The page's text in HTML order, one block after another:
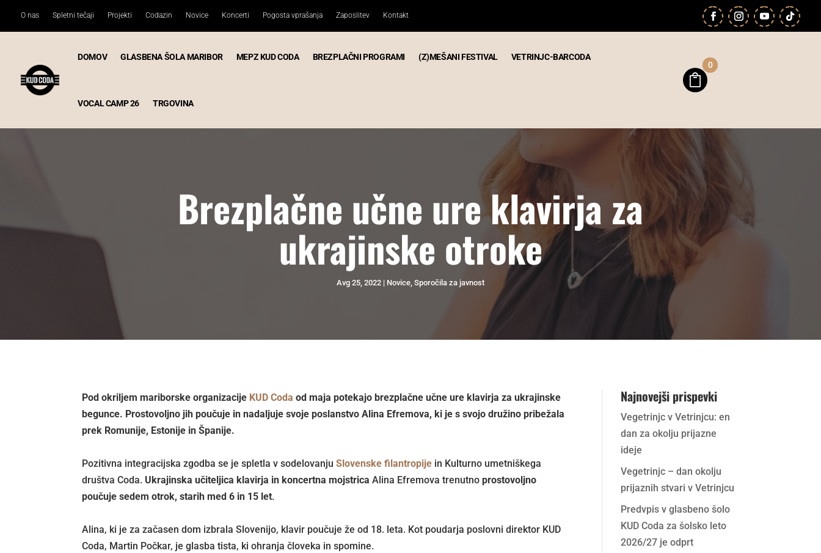
O nas Spletni tečaji Projekti Codazin Novice Koncerti Pogosta vprašanja Zaposlitev Kontakt
DOMOV GLASBENA ŠOLA MARIBOR MEPZ KUD CODA BREZPLAČNI PROGRAMI (Z)MEŠANI FESTIVAL VETRINJC-BARCODA
VOCAL CAMP 26 TRGOVINA
0
Brezplačne učne ure klavirja za
ukrajinske otroke
Avg 25, 2022 Novice Sporočila za javnost
Pod okriljem mariborske organizacije KUD Coda od maja potekajo brezplačne učne ure klavirja za ukrajinske
begunce. Prostovoljno jih poučuje in nadaljuje svoje poslanstvo Alina Efremova, ki je s svojo družino pribežala
prek Romunije, Estonije in Španije.
Pozitivna integracijska zgodba se je spletla v sodelovanjuSlovenske filantropije in Kulturno umetniškega
društva Coda. Ukrajinska učiteljica klavirja in koncertna mojstrica Alina Efremova trenutnoprostovoljno
poučuje sedem otrok, starih med 6 in 15 let.
Alina, ki je za začasen dom izbrala Slovenijo, klavir poučuje že od 18. leta. Kot poudarja poslovni direktor KUD
Coda, Martin Počkar, je glasba tista, ki ohranja človeka in spomine.
Najnovejši prispevki
Vegetrinjc v Vetrinjcu: en
dan za okolju prijazne
ideje
Vegetrinjc – dan okolju
prijaznih stvari v Vetrinjcu
Predvpis v glasbeno šolo
KUD Coda za šolsko leto
2026/27 je odprt